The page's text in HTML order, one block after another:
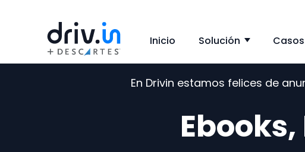
Inicio Solución Show
En Drivin estamos felices de